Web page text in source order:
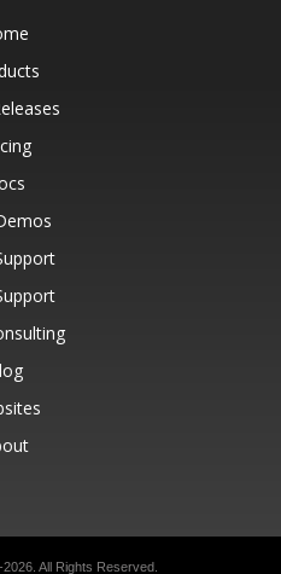
All Rights Reserved.